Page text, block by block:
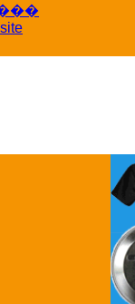
���